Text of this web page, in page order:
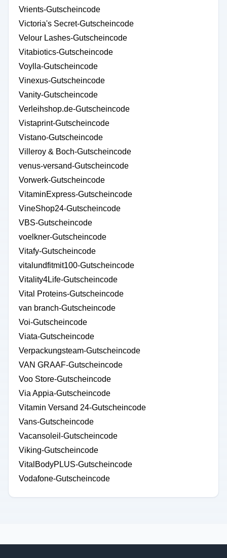
Vrients-Gutscheincode
Victoria's Secret-Gutscheincode
Velour Lashes-Gutscheincode
Vitabiotics-Gutscheincode
Voylla-Gutscheincode
Vinexus-Gutscheincode
Vanity-Gutscheincode
Verleihshop.de-Gutscheincode
Vistaprint-Gutscheincode
Vistano-Gutscheincode
Villeroy & Boch-Gutscheincode
venus-versand-Gutscheincode
Vorwerk-Gutscheincode
VitaminExpress-Gutscheincode
VineShop24-Gutscheincode
VBS-Gutscheincode
voelkner-Gutscheincode
Vitafy-Gutscheincode
vitalundfitmit100-Gutscheincode
Vitality4Life-Gutscheincode
Vital Proteins-Gutscheincode
van branch-Gutscheincode
Voi-Gutscheincode
Viata-Gutscheincode
Verpackungsteam-Gutscheincode
VAN GRAAF-Gutscheincode
Voo Store-Gutscheincode
Via Appia-Gutscheincode
Vitamin Versand 24-Gutscheincode
Vans-Gutscheincode
Vacansoleil-Gutscheincode
Viking-Gutscheincode
VitalBodyPLUS-Gutscheincode
Vodafone-Gutscheincode